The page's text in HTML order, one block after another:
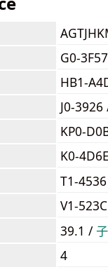
G0-3F57
HB1-
J0-3926
KP0-
K0-4D6E
T1-
V1-523C
39.1 /⼦
4